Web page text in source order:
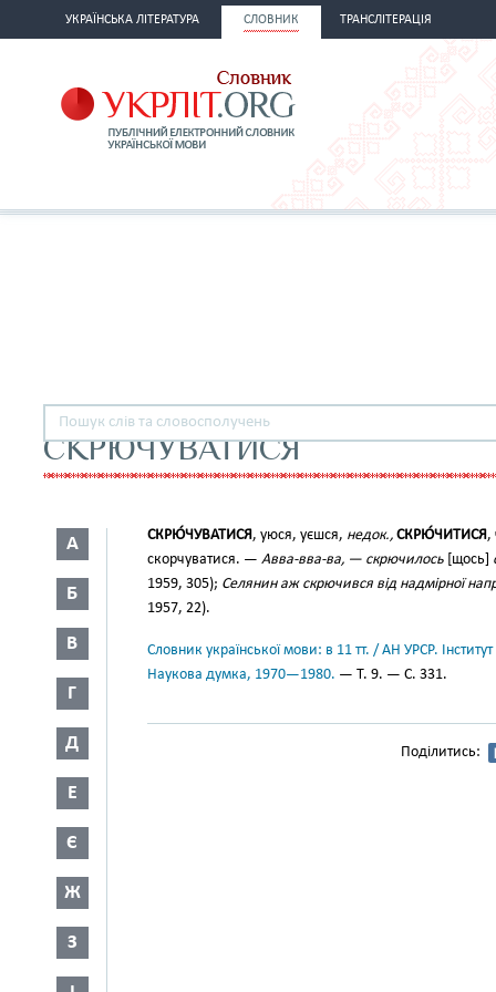
УКРАЇНСЬКА ЛІТЕРАТУРА СЛОВНИК ТРАНСЛІТЕРАЦІЯ
СКРЮЧУВАТИСЯ
А
Б
В
Г
Д
Е
Є
Ж
З
СКРЮ́ЧУВАТИСЯ, уюся, уєшся, недок., СКРЮ́ЧИТИСЯ,
скорчуватися. — Авва-вва-ва, — скрючилось [щось]
1959, 305); Селянин аж скрючився від надмірної
1957, 22).
Словник української мови: в 11 тт. / АН УРСР.
Наукова думка, 1970—1980. — Т. 9. — С. 331.
Поділитись: